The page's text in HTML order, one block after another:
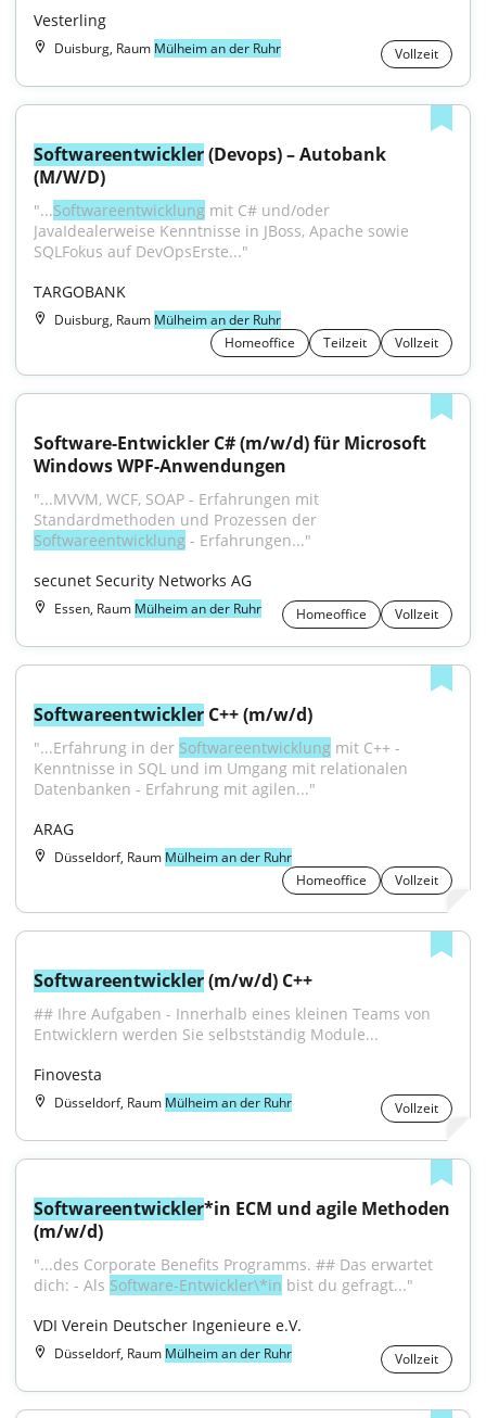
Vesterling
Duisburg, Raum Mülheim an der Ruhr Vollzeit
Softwareentwickler (Devops) – Autobank
(M/W/D)
"...Softwareentwicklung mit C# und/oder
JavaIdealerweise Kenntnisse in JBoss, Apache sowie
SQLFokus auf DevOpsErste..."
TARGOBANK
Duisburg, Raum Mülheim an der Ruhr
Homeoffice
Teilzeit Vollzeit
Software-Entwickler C# (m/w/d) für Microsoft
Windows WPF-Anwendungen
"...MVVM, WCF, SOAP - Erfahrungen mit
Softwareentwicklung - Erfahrungen..."
secunet Security Networks AG
Essen, Raum Mülheim an der Ruhr Homeoffice Vollzeit
Softwareentwickler C++ (m/w/d)
"...Erfahrung in der Softwareentwicklung mit C++ -
Kenntnisse in SQL und im Umgang mit relationalen
Datenbanken - Erfahrung mit agilen..."
ARAG
Düsseldorf, Raum Mülheim an der Ruhr
Homeoffice
Vollzeit
Softwareentwickler (m/w/d) C++
## Ihre Aufgaben - Innerhalb eines kleinen Teams von
Entwicklern werden Sie selbstständig Module...
Finovesta
Düsseldorf, Raum Mülheim an der Ruhr Vollzeit
Softwareentwickler*in ECM und agile Methoden
(m/w/d)
"...des Corporate Benefits Programms. ## Das erwartet
dich: - Als Software-Entwickler\*in bist du gefragt..."
VDI Verein Deutscher Ingenieure e.V.
Düsseldorf, Raum Mülheim an der Ruhr Vollzeit